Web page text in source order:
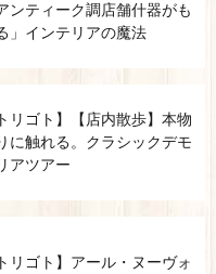
ンティーク調店舗什器がも
」インテリアの魔法
リゴト】【店内散歩】本物
に触れる。クラシックデモ
アツアー
リゴト】アール・ヌーヴォ